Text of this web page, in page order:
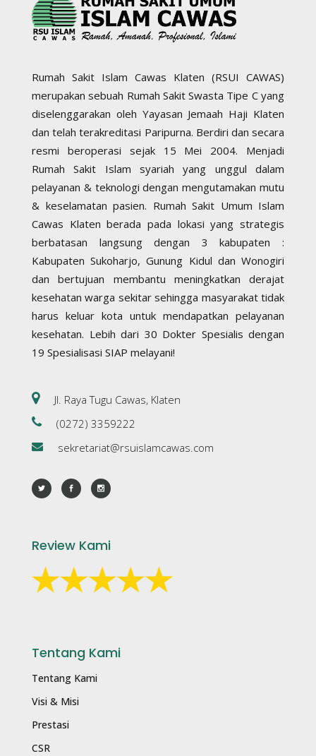
Rumah Sakit Islam Cawas Klaten (RSUI CAWAS)
merupakan sebuah Rumah Sakit Swasta Tipe C yang
diselenggarakan oleh Yayasan Jemaah Haji Klaten
dan telah terakreditasi Paripurna. Berdiri dan secara
resmi beroperasi sejak 15 Mei 2004. Menjadi
Rumah Sakit Islam syariah yang unggul dalam
pelayanan & teknologi dengan mengutamakan mutu
& keselamatan pasien. Rumah Sakit Umum Islam
Cawas Klaten berada pada lokasi yang strategis
berbatasan langsung dengan 3 kabupaten :
Kabupaten Sukoharjo, Gunung Kidul dan Wonogiri
dan bertujuan membantu meningkatkan derajat
kesehatan warga sekitar sehingga masyarakat tidak
harus keluar kota untuk mendapatkan pelayanan
kesehatan. Lebih dari 30 Dokter Spesialis dengan
19 Spesialisasi SIAP melayani!
Jl. Raya Tugu Cawas, Klaten
(0272) 3359222
sekretariat@rsuislamcawas.com
Review Kami
Tentang Kami
Tentang Kami
Visi & Misi
Prestasi
CSR